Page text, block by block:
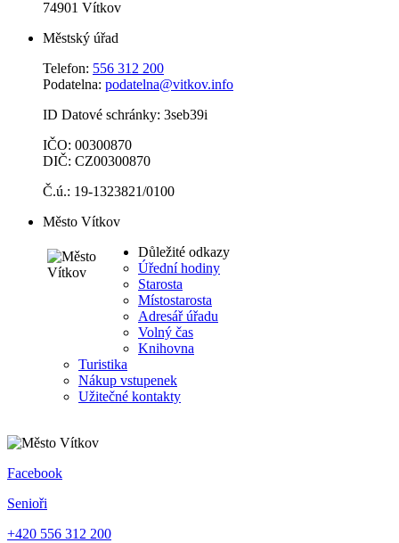
74901 Vítkov
Městský úřad
Telefon: 556 312 200
Podatelna: podatelna@vitkov.info
ID Datové schránky: 3seb39i
IČO: 00300870
DIČ: CZ00300870
Č.ú.: 19-1323821/0100
Město Vítkov
Důležité odkazy
Úřední hodiny
Starosta
Místostarosta
Adresář úřadu
Volný čas
Knihovna
Turistika
Nákup vstupenek
Užitečné kontakty
Facebook
Senioři
+420 556 312 200